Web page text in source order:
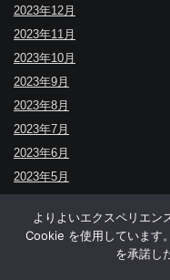
2023年12月
2023年11月
2023年10月
2023年9月
2023年8月
2023年7月
2023年6月
2023年5月
よりよいエクスペリエン
Cookie を使用しています
を承諾し